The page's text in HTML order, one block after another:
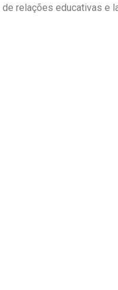
de relações educativas